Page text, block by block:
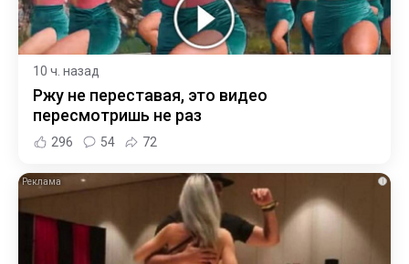
10 ч. назад
Ржу не переставая, это видео
пересмотришь не раз
296 54 72
i